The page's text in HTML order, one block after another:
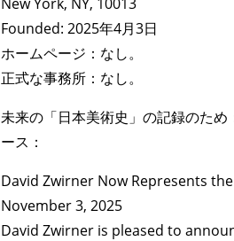
Founded: 2025年4月3日
ホームページ：なし。
正式な事務所：なし。
未来の「日本美術史」の記録のた
ース：
David Zwirner Now Represents
November 3, 2025
David Zwirner is pleased to